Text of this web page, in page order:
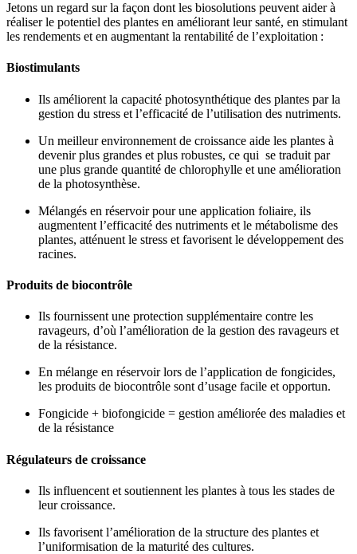
Jetons un regard sur la façon dont les biosolutions peuvent aider à
réaliser le potentiel des plantes en améliorant leur santé, en stimulant
les rendements et en augmentant la rentabilité de l’exploitation :
Biostimulants
Ils améliorent la capacité photosynthétique des plantes par la
gestion du stress et l’efficacité de l’utilisation des nutriments.
Un meilleur environnement de croissance aide les plantes à
devenir plus grandes et plus robustes, ce qui se traduit par
une plus grande quantité de chlorophylle et une amélioration
de la photosynthèse.
Mélangés en réservoir pour une application foliaire, ils
augmentent l’efficacité des nutriments et le métabolisme des
plantes, atténuent le stress et favorisent le développement des
racines.
Produits de biocontrôle
Ils fournissent une protection supplémentaire contre les
ravageurs, d’où l’amélioration de la gestion des ravageurs et
de la résistance.
En mélange en réservoir lors de l’application de fongicides,
les produits de biocontrôle sont d’usage facile et opportun.
Fongicide + biofongicide = gestion améliorée des maladies et
de la résistance
Régulateurs de croissance
Ils influencent et soutiennent les plantes à tous les stades de
leur croissance.
Ils favorisent l’amélioration de la structure des plantes et
l’uniformisation de la maturité des cultures.